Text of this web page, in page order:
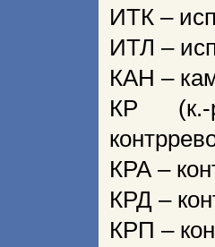
ИТК –
ИТЛ –
КАН –
КР (к.-
КРА –
КРД –
КРП –